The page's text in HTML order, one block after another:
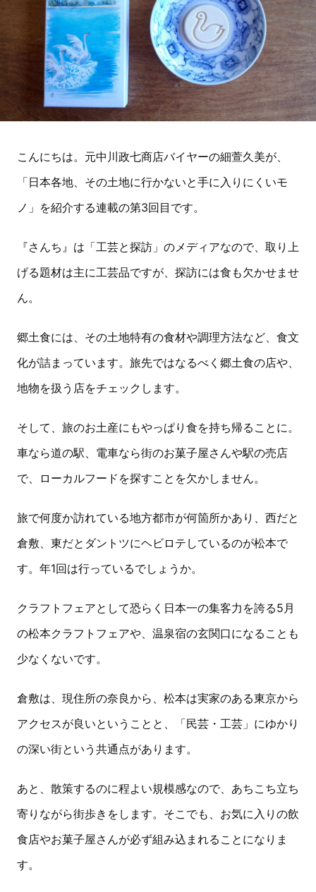
こんにちは。元中川政七商店バイヤーの細萱久美が、
「日本各地、その土地に行かないと手に入りにくいモ
ノ」を紹介する連載の第3回目です。
『さんち』は「工芸と探訪」のメディアなので、取り上
げる題材は主に工芸品ですが、探訪には食も欠かせませ
ん。
郷土食には、その土地特有の食材や調理方法など、食文
化が詰まっています。旅先ではなるべく郷土食の店や、
地物を扱う店をチェックします。
そして、旅のお土産にもやっぱり食を持ち帰ることに。
車なら道の駅、電車なら街のお菓子屋さんや駅の売店
で、ローカルフードを探すことを欠かしません。
旅で何度か訪れている地方都市が何箇所かあり、西だと
倉敷、東だとダントツにヘビロテしているのが松本で
す。年1回は行っているでしょうか。
クラフトフェアとして恐らく日本一の集客力を誇る5月
の松本クラフトフェアや、温泉宿の玄関口になることも
少なくないです。
倉敷は、現住所の奈良から、松本は実家のある東京から
アクセスが良いということと、「民芸・工芸」にゆかり
の深い街という共通点があります。
あと、散策するのに程よい規模感なので、あちこち立ち
寄りながら街歩きをします。そこでも、お気に入りの飲
食店やお菓子屋さんが必ず組み込まれることになりま
す。